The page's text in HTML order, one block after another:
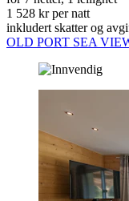
1 528 kr per natt
inkludert skatter og
OLD PORT SEA